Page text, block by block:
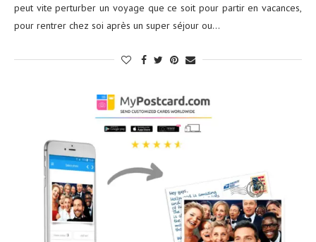
peut vite perturber un voyage que ce soit pour partir en vacances,
pour rentrer chez soi après un super séjour ou…